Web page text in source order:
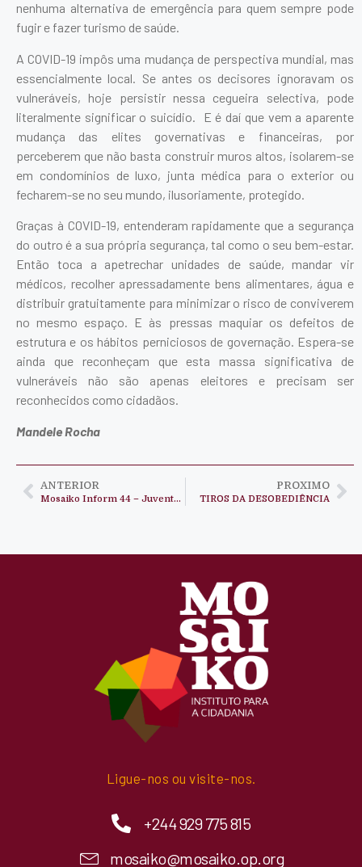
nenhuma alternativa de emergência para quem sempre pode
fugir e fazer turismo de saúde.
A COVID-19 impôs uma mudança de perspectiva mundial, mas
essencialmente local. Se antes os decisores ignoravam os
vulneráveis, hoje persistir nessa cegueira selectiva, pode
literalmente significar o suicídio. E é daí que vem a aparente
mudança das elites governativas e financeiras, por
perceberem que não basta construir muros altos, isolarem-se
em condomínios de luxo, junta médica para o exterior ou
fecharem-se no seu mundo, ilusoriamente, protegido.
Graças à COVID-19, entenderam rapidamente que a segurança
do outro é a sua própria segurança, tal como o seu bem-estar.
Então toca a apetrechar unidades de saúde, mandar vir
médicos, recolher apressadamente bens alimentares, água e
distribuir gratuitamente para minimizar o risco de conviverem
no mesmo espaço. E às pressas maquiar os defeitos de
estrutura e os hábitos perniciosos de governação. Espera-se
ainda que reconheçam que esta massa significativa de
vulneráveis não são apenas eleitores e precisam ser
reconhecidos como cidadãos.
Mandele Rocha
ANTERIOR
Mosaiko Inform 44 – Juventude e Desenvolvimento
PROXIMO
TIROS DA DESOBEDIÊNCIA
Ligue-nos ou visite-nos.
+244 929 775 815
mosaiko@mosaiko.op.org